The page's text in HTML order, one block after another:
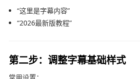
“这里是字幕内容”
“2026最新版教程”
第二步：调整字幕基础样式